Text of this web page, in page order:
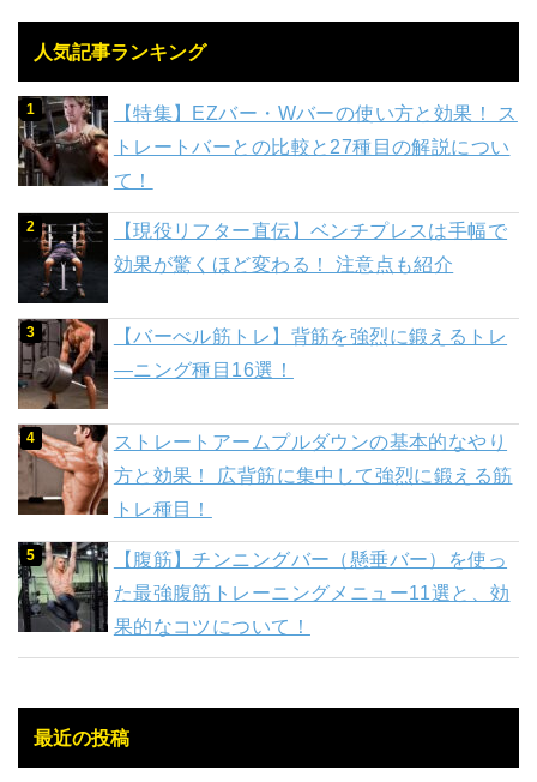
人気記事ランキング
【特集】EZバー・Wバーの使い方と効果！ ス
トレートバーとの比較と27種目の解説につい
て！
【現役リフター直伝】ベンチプレスは手幅で
効果が驚くほど変わる！ 注意点も紹介
【バーべル筋トレ】背筋を強烈に鍛えるトレ
―ニング種目16選！
ストレートアームプルダウンの基本的なやり
方と効果！ 広背筋に集中して強烈に鍛える筋
トレ種目！
【腹筋】チンニングバー（懸垂バー）を使っ
た最強腹筋トレーニングメニュー11選と、効
果的なコツについて！
最近の投稿